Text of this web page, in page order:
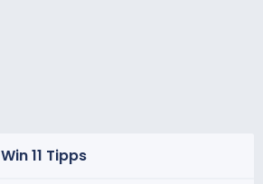
Win 11 Tipps